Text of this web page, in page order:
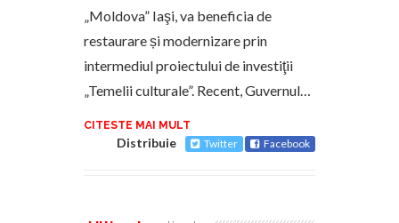
„Moldova” Iaşi, va beneficia de
restaurare și modernizare prin
intermediul proiectului de investiţii
„Temelii culturale”. Recent, Guvernul…
CITESTE MAI MULT
Distribuie Twitter Facebook